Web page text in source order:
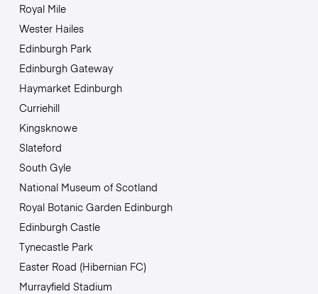
Royal Mile
Wester Hailes
Edinburgh Park
Edinburgh Gateway
Haymarket Edinburgh
Curriehill
Kingsknowe
Slateford
South Gyle
National Museum of Scotland
Royal Botanic Garden Edinburgh
Edinburgh Castle
Tynecastle Park
Easter Road (Hibernian FC)
Murrayfield Stadium